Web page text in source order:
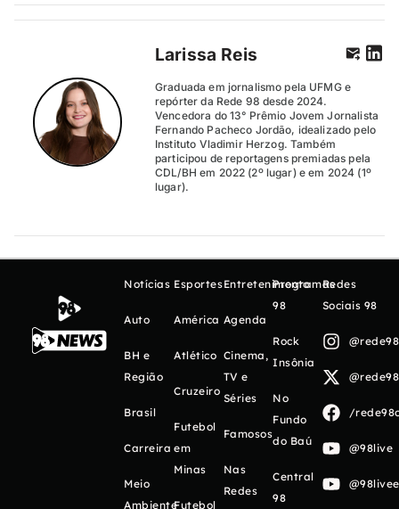
Larissa Reis
Graduada em jornalismo pela UFMG e
repórter da Rede 98 desde 2024.
Vencedora do 13° Prêmio Jovem Jornalista
Fernando Pacheco Jordão, idealizado pelo
Instituto Vladimir Herzog. Também
participou de reportagens premiadas pela
CDL/BH em 2022 (2º lugar) e em 2024 (1º
lugar).
Notícias
Auto
BH e
Região
Brasil
Carreira
Meio
Ambiente
Esportes
América
Atlético
Cruzeiro
Futebol
em
Minas
Futebol
Entretenimento
Agenda
Cinema,
TV e
Séries
Famosos
Nas
Redes
Programas
98
Rock
Insônia
No
Fundo
do Baú
Central
98
Redes
Sociais 98
/
@98live